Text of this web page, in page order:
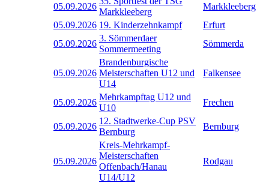
05.09.2026
Markkleeberg
Markkleeberg
05.09.2026 19. Kinderzehnkampf
Erfurt
05.09.2026
3. Sömmerdaer
Sommermeeting
Sömmerda
05.09.2026
Brandenburgische
Meisterschaften U12 und
U14
Falkensee
05.09.2026
Mehrkampftag U12 und
U10
Frechen
05.09.2026
12. Stadtwerke-Cup PSV
Bernburg
Bernburg
05.09.2026
Kreis-Mehrkampf-
Meisterschaften
Offenbach/Hanau
U14/U12
Rodgau